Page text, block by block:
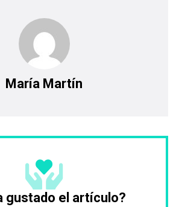
María Martín
gustado el artículo?